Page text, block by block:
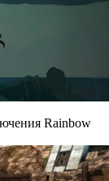
Rainbow